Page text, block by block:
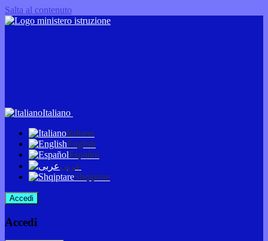
Salta al contenuto
Italiano
Italiano
English
Español
عربى
Shqiptare
Accedi
Accedi